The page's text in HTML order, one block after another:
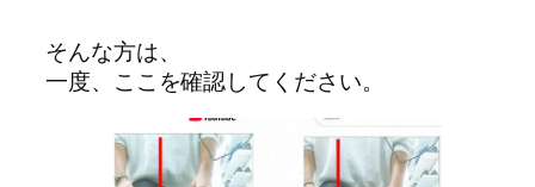
そんな方は、
一度、ここを確認してください。